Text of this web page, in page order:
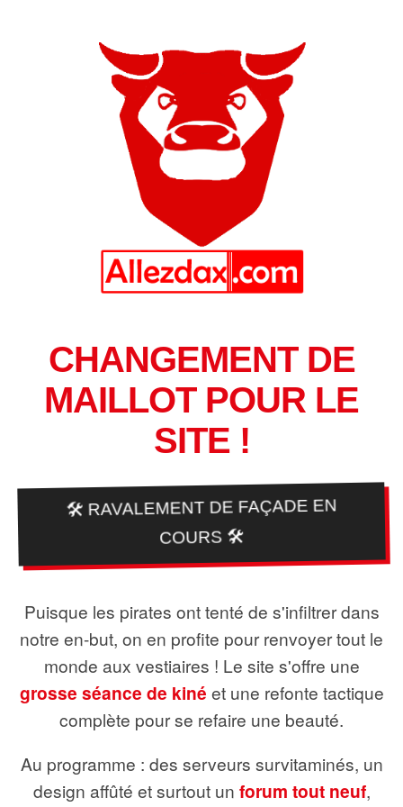
CHANGEMENT DE
MAILLOT POUR LE
SITE !
🛠️ RAVALEMENT DE FAÇADE EN
COURS 🛠️
Puisque les pirates ont tenté de s'infiltrer dans
notre en-but, on en profite pour renvoyer tout le
monde aux vestiaires ! Le site s'offre une
grosse séance de kiné et une refonte tactique
complète pour se refaire une beauté.
Au programme : des serveurs survitaminés, un
design affûté et surtout un forum tout neuf,